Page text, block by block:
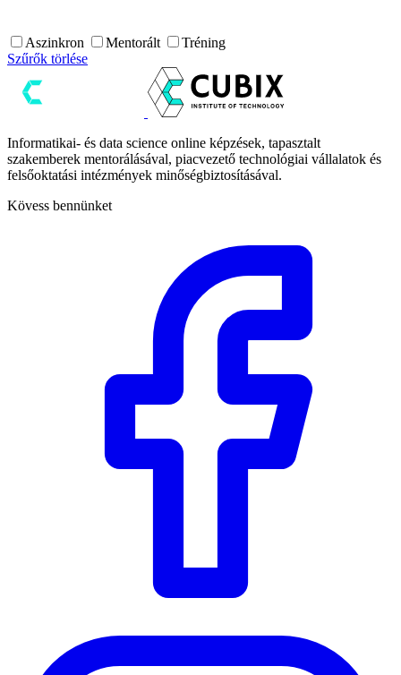
Aszinkron Mentorált
Tréning
Szűrők törlése
Informatikai- és data science online képzések, tapasztalt
szakemberek mentorálásával, piacvezető technológiai vállalatok és
felsőoktatási intézmények minőségbiztosításával.
Kövess bennünket